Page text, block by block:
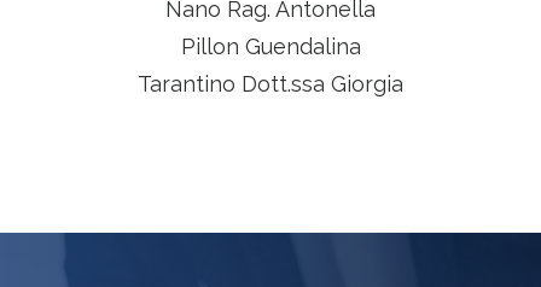
Nano Rag. Antonella
Pillon Guendalina
Tarantino Dott.ssa Giorgia